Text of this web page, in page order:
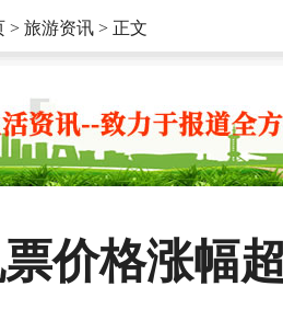
> 旅游资讯 > 正文
价格涨幅